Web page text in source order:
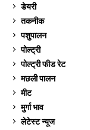
डेयरी
तकनीक
पशुपालन
पोल्ट्री
पोल्ट्री फीड रेट
मछली पालन
मीट
मुर्गा भाव
लेटेस्ट न्यूज